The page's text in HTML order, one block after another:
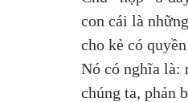
con cái là
cho kẻ có
Nó có nghĩa là:
chúng ta, phản